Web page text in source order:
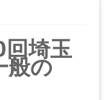
埼玉
般の